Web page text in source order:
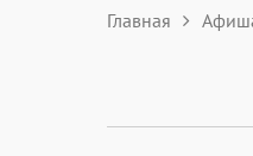
Главная